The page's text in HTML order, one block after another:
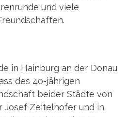
und viele
in Hainburg an der Donau
des 40-jährigen
beider Städte von
Josef Zeitelhofer und in